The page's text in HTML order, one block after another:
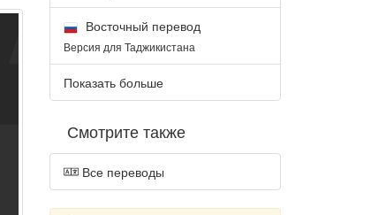
Восточный перевод
Версия для Таджикистана
Показать больше
Смотрите также
Все переводы